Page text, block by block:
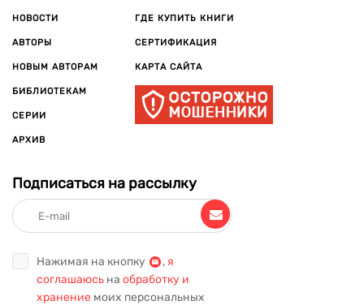
НОВОСТИ
АВТОРЫ
НОВЫМ АВТОРАМ
БИБЛИОТЕКАМ
СЕРИИ
АРХИВ
ГДЕ КУПИТЬ КНИГИ
СЕРТИФИКАЦИЯ
КАРТА САЙТА
Подписаться на рассылку
Нажимая на кнопку , я
соглашаюсь на обработку и
хранение моих персональных